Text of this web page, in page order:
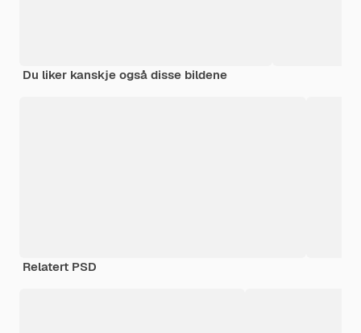
Du liker kanskje også disse bildene
Relatert PSD